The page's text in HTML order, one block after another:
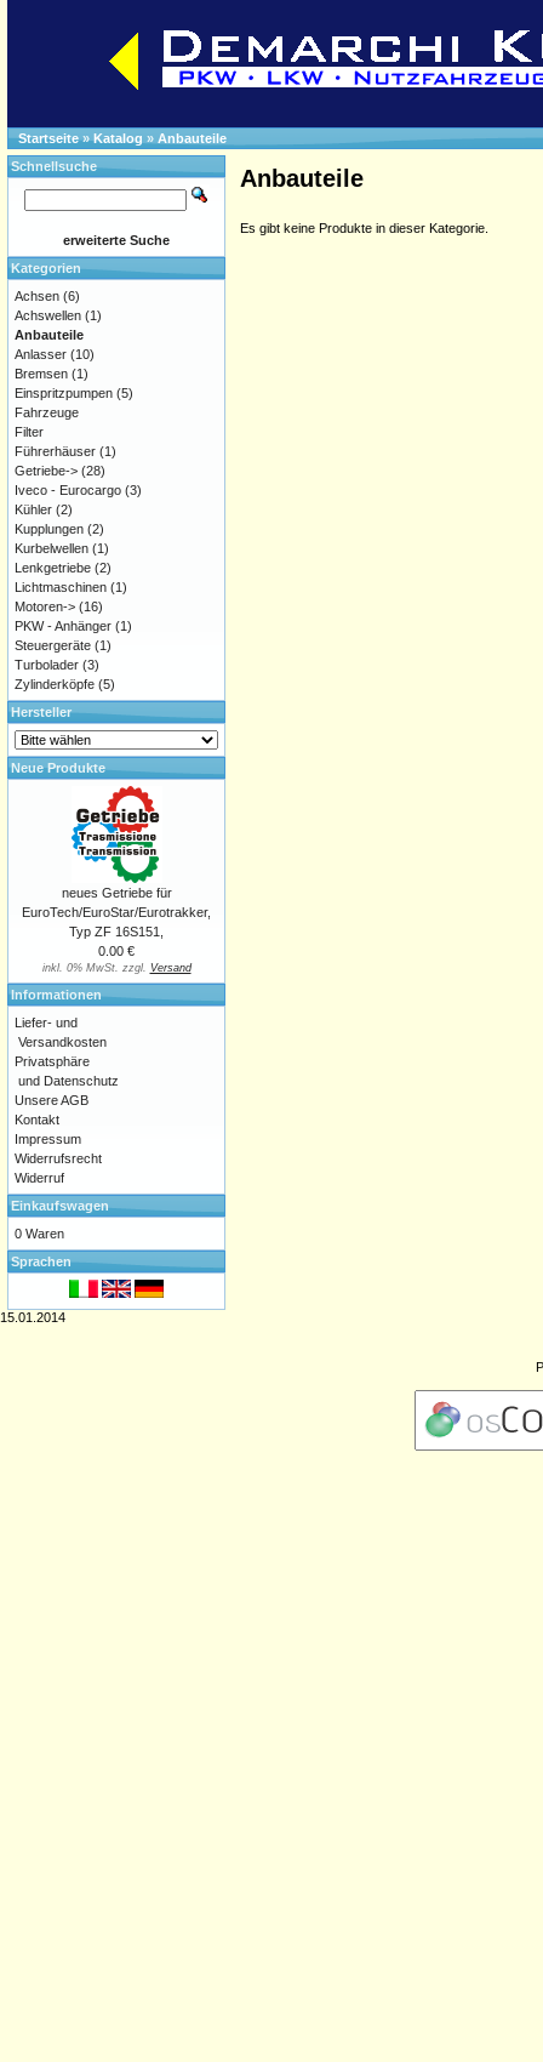
Startseite»Katalog » Anbauteile
Anbauteile
Es gibt keine Produkte in dieser Kategorie.
Schnellsuche
erweiterte Suche
Kategorien
Achsen (6)
Achswellen (1)
Anbauteile
Anlasser (10)
Bremsen (1)
Einspritzpumpen (5)
Fahrzeuge
Filter
Führerhäuser (1)
Getriebe-> (28)
Iveco - Eurocargo (3)
Kühler (2)
Kupplungen (2)
Kurbelwellen (1)
Lenkgetriebe (2)
Lichtmaschinen (1)
Motoren-> (16)
PKW - Anhänger (1)
Steuergeräte (1)
Turbolader (3)
Zylinderköpfe (5)
Hersteller
Neue Produkte
neues Getriebe für
EuroTech/EuroStar/Eurotrakker,
Typ ZF 16S151,
0.00 €
inkl. 0% MwSt. zzgl. Versand
Informationen
Liefer- und
Versandkosten
Privatsphäre
und Datenschutz
Unsere AGB
Kontakt
Impressum
Widerrufsrecht
Widerruf
Einkaufswagen
0 Waren
Sprachen
15.01.2014